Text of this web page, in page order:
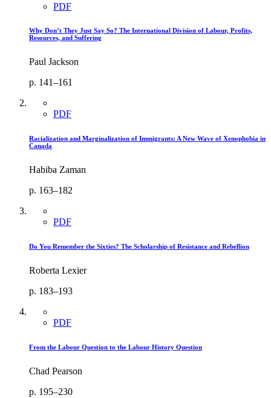
PDF
Why Don’t They Just Say So? The International Division of Labour, Profits,
Resources, and Suffering
Paul Jackson
p. 141–161
PDF
Racialization and Marginalization of Immigrants: A New Wave of Xenophobia in
Canada
Habiba Zaman
p. 163–182
PDF
Do You Remember the Sixties? The Scholarship of Resistance and Rebellion
Roberta Lexier
p. 183–193
PDF
From the Labour Question to the Labour History Question
Chad Pearson
p. 195–230